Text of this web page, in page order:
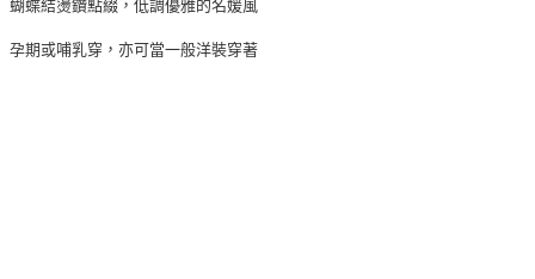
蝴蝶結燙鑽點綴，低調優雅的名媛風
孕期或哺乳穿，亦可當一般洋裝穿著